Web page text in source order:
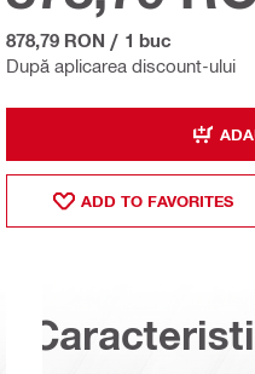
După aplicarea discount-ului
878,79 RON / 1 buc
ADD TO FAVORITES